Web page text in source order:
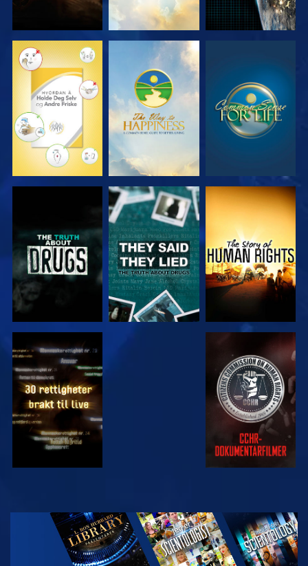
SE SE SE
SE SE
SE SE
SE
UTFORSK
SERIEN